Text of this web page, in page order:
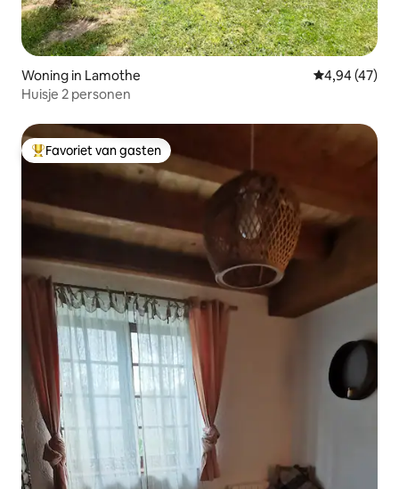
Woning in Lamothe Gemiddelde
4,94 (47)
Huisje 2 personen
Topfavoriet van gasten
Favoriet van gasten